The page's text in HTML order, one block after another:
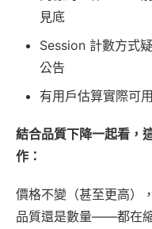
見底
Session 計數方式
公告
有用戶估算實際可
結合品質下降一起看
作：
價格不變（甚至更高
品質還是數量——都在